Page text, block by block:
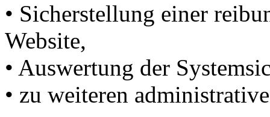
• Sicherstellung einer
Website,
• Auswertung der
• zu weiteren